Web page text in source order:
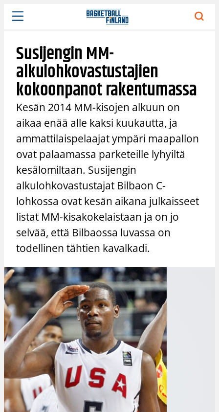
Siirry
sisältöön
Susijengin MM-
alkulohkovastustajien
kokoonpanot rakentumassa
Kesän 2014 MM-kisojen alkuun on
aikaa enää alle kaksi kuukautta, ja
ammattilaispelaajat ympäri maapallon
ovat palaamassa parketeille lyhyiltä
kesälomiltaan. Susijengin
alkulohkovastustajat Bilbaon C-
lohkossa ovat kesän aikana julkaisseet
listat MM-kisakokelaistaan ja on jo
selvää, että Bilbaossa luvassa on
todellinen tähtien kavalkadi.